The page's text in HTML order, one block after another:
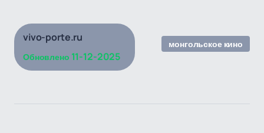
vivo-porte.ru
Обновлено 11-12-2025
монгольское кино